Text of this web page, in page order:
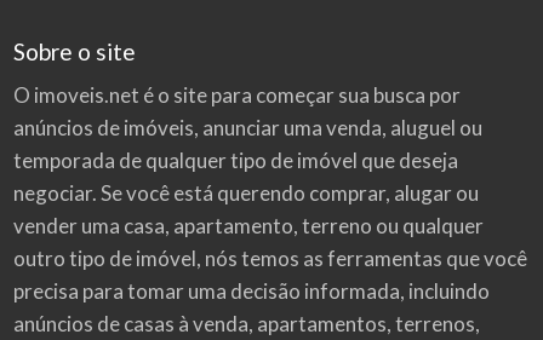
Sobre o site
O imoveis.net é o site para começar sua busca por
anúncios de imóveis, anunciar uma venda, aluguel ou
temporada de qualquer tipo de imóvel que deseja
negociar. Se você está querendo comprar, alugar ou
vender uma casa, apartamento, terreno ou qualquer
outro tipo de imóvel, nós temos as ferramentas que você
precisa para tomar uma decisão informada, incluindo
anúncios de casas à venda, apartamentos, terrenos,